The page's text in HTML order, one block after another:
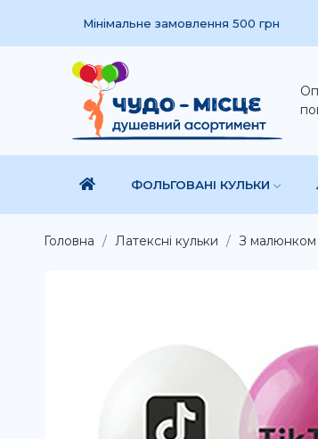
Мінімальне замовлення 500 грн
ФОЛЬГОВАНІ КУЛЬКИ
Головна Латексні кульки З малюнком